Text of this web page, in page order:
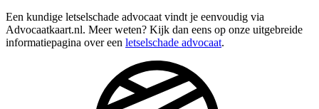
Een kundige letselschade advocaat vindt je eenvoudig via
Advocaatkaart.nl. Meer weten? Kijk dan eens op onze uitgebreide
informatiepagina over een letselschade advocaat.